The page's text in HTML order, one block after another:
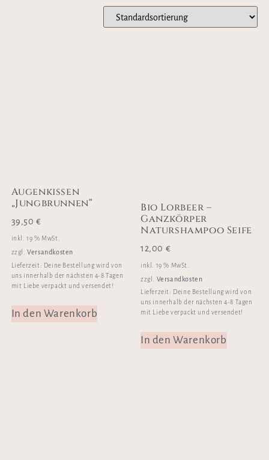
Augenkissen
„Jungbrunnen“
39,50€
inkl. 19 % MwSt.
zzgl.Versandkosten
Lieferzeit: Deine Bestellung wird von
uns innerhalb der nächsten 4-8 Tagen
mit Liebe verpackt und versendet!
In den Warenkorb
Bio Lorbeer –
Ganzkörper
Naturshampoo Seife
12,00 €
inkl. 19 % MwSt.
zzgl. Versandkosten
Lieferzeit: Deine Bestellung wird von
uns innerhalb der nächsten 4-8 Tagen
mit Liebe verpackt und versendet!
In den Warenkorb